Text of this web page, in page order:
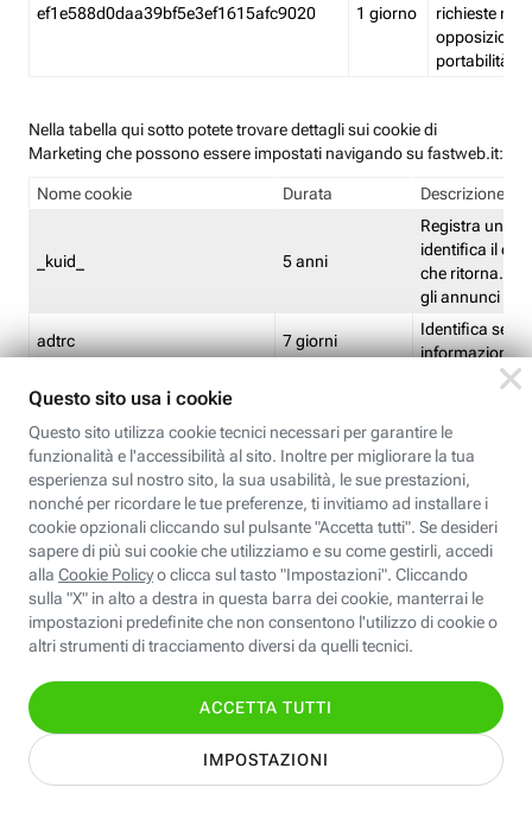
ef1e588d0daa39bf5e3ef1615afc9020 1 giorno
richieste
opposizione
portabilità
Nella tabella qui sotto potete trovare dettagli sui cookie di
Marketing che possono essere impostati navigando su fastweb.it:
Nome cookie Durata Descrizione
_kuid_ 5 anni
Registra un ID
identifica il
che ritorna.
gli annunci
adtrc 7 giorni
Identifica se
informazioni
CFFC<TagID>
Limite di
CM 1 giorno
Identifica se
ricontrollare
corrispondenti
(impostata da
CM14 14 giorni
Identifica se
ricontrollare
corrispondenti
(impostata da
pagine
EBFC<BannerID> 7 giorni
Identifica la
banner
Identifica la